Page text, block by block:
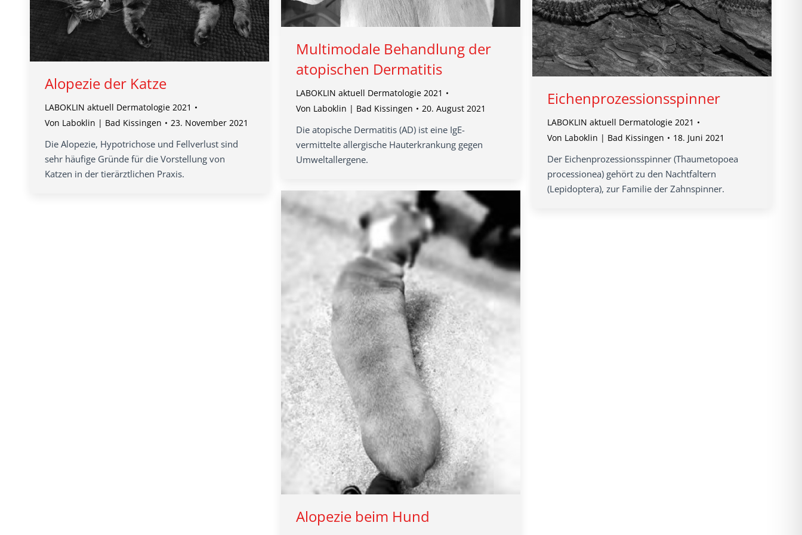
Alopezie der Katze
LABOKLIN aktuell Dermatologie 2021
Von Laboklin | Bad Kissingen 23. November 2021
Die Alopezie, Hypotrichose und Fellverlust sind
sehr häufige Gründe für die Vorstellung von
Katzen in der tierärztlichen Praxis.
Multimodale Behandlung der
atopischen Dermatitis
LABOKLIN aktuell Dermatologie 2021
Von Laboklin | Bad Kissingen 20. August 2021
Die atopische Dermatitis (AD) ist eine IgE-
vermittelte allergische Hauterkrankung gegen
Umweltallergene.
Eichenprozessionsspinner
LABOKLIN aktuell Dermatologie 2021
Von Laboklin | Bad Kissingen 18. Juni 2021
Der Eichenprozessionsspinner (Thaumetopoea
processionea) gehört zu den Nachtfaltern
(Lepidoptera), zur Familie der Zahnspinner.
Alopezie beim Hund